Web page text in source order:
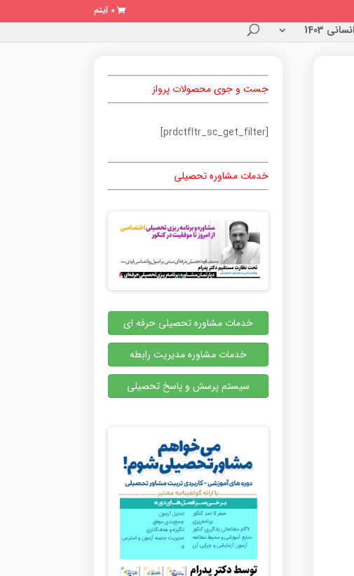
0 آیتم
1403
جست و جوی محصولات پرواز
[prdctfltr_sc_get_filter]
خدمات مشاوره تحصیلی
خدمات مشاوره تحصیلی حرفه ای
خدمات مشاوره مدیریت رابطه
سیستم پرسش و پاسخ تحصیلی